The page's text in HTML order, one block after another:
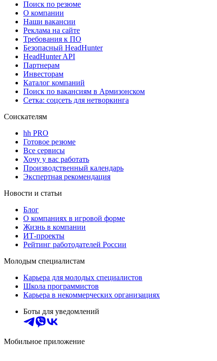
Поиск по резюме
О компании
Наши вакансии
Реклама на сайте
Требования к ПО
Безопасный HeadHunter
HeadHunter API
Партнерам
Инвесторам
Каталог компаний
Поиск по вакансиям в Армизонском
Сетка: соцсеть для нетворкинга
Соискателям
hh PRO
Готовое резюме
Все сервисы
Хочу у вас работать
Производственный календарь
Экспертная рекомендация
Новости и статьи
Блог
О компаниях в игровой форме
Жизнь в компании
ИТ-проекты
Рейтинг работодателей России
Молодым специалистам
Карьера для молодых специалистов
Школа программистов
Карьера в некоммерческих организациях
Боты для уведомлений
Мобильное приложение